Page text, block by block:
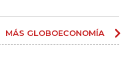
MÁS GLOBOECONOMÍA